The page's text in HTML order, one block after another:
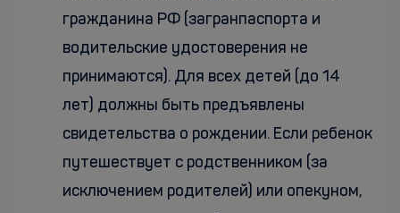
гражданина РФ (загранпаспорта и
водительские удостоверения не
принимаются). Для всех детей (до 14
лет) должны быть предъявлены
свидетельства о рождении. Если ребенок
путешествует с родственником (за
исключением родителей) или опекуном,